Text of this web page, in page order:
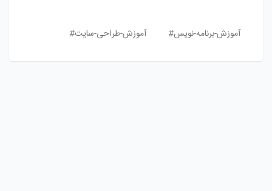
آموزش-برنامه-نویس# آموزش-طراحی-سایت#